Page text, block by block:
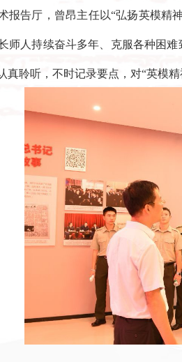
报告厅，曾昂主任以“弘扬英模精
师人持续奋斗多年、克服各种困
真聆听，不时记录要点，对“英模